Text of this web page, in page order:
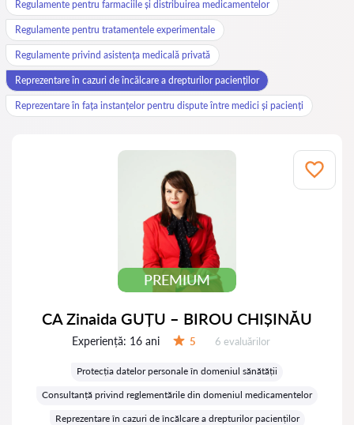
Regulamente pentru farmaciile și distribuirea medicamentelor
Regulamente pentru tratamentele experimentale
Regulamente privind asistența medicală privată
Reprezentare în cazuri de încălcare a drepturilor pacienților
Reprezentare în fața instanțelor pentru dispute între medici și pacienți
PREMIUM
CA Zinaida GUȚU – BIROU CHIȘINĂU
Experiență: 16 ani 5 Evaluărilor:
6 evaluărilor
Protecția datelor personale în domeniul sănătății
Consultanță privind reglementările din domeniul medicamentelor
Reprezentare în cazuri de încălcare a drepturilor pacienților